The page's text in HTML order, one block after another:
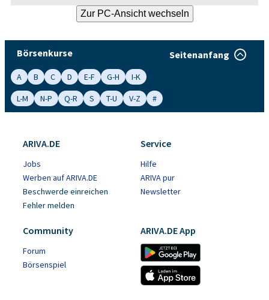
Börsenkurse Seitenanfang
A B C D E-F G-H
I-K
L-M
N-P Q-R S T-U V-Z #
ARIVA.DE
Jobs
Werben auf ARIVA.DE
Beschwerde einreichen
Fehler melden
Service
Hilfe
ARIVA pur
Newsletter
Community
Forum
Börsenspiel
ARIVA.DE App